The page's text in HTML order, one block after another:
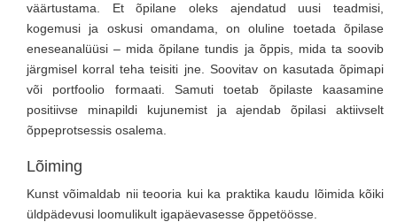
väärtustama. Et õpilane oleks ajendatud uusi teadmisi,
kogemusi ja oskusi omandama, on oluline toetada õpilase
eneseanalüüsi – mida õpilane tundis ja õppis, mida ta soovib
järgmisel korral teha teisiti jne. Soovitav on kasutada õpimapi
või portfoolio formaati. Samuti toetab õpilaste kaasamine
positiivse minapildi kujunemist ja ajendab õpilasi aktiivselt
õppeprotsessis osalema.
Lõiming
Kunst võimaldab nii teooria kui ka praktika kaudu lõimida kõiki
üldpädevusi loomulikult igapäevasesse õppetöösse.